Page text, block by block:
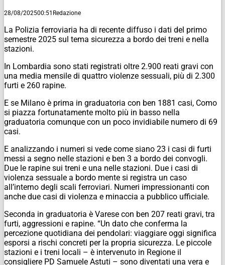
28/08/202500:51 Redazione
La Polizia ferroviaria ha di recente diffuso i dati del primo
semestre 2025 sul tema sicurezza a bordo dei treni e nella
stazioni.
In Lombardia sono stati registrati oltre 2.900 reati gravi con
una media mensile di quattro violenze sessuali, più di 2.300
furti e 260 rapine.
E se Milano è prima in graduatoria con ben 1881 casi, Como
si piazza fortunatamente molto più in basso nella
graduatoria comunque con un poco invidiabile numero di 69
casi.
E analizzando i numeri si vede come siano 23 i casi di furti
messi a segno nelle stazioni e ben 3 a bordo dei convogli.
Due le rapine sui treni e una nelle stazioni. Due i casi di
violenza sessuale a bordo mente si registra un caso
all’interno degli scali ferroviari. Numeri impressionanti con
anche due casi di violenza e minaccia a pubblico ufficiale.
Seconda in graduatoria è Varese con ben 207 reati gravi, tra
furti, aggressioni e rapine. “Un dato che conferma la
percezione quotidiana dei pendolari: viaggiare oggi significa
esporsi a rischi concreti per la propria sicurezza. Le piccole
stazioni e i treni locali – è intervenuto in Regione il
consigliere PD Samuele Astuti – sono diventati una vera e